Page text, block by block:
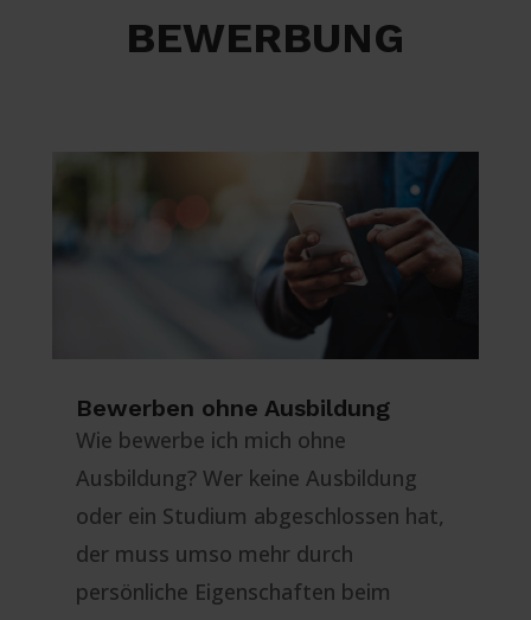
BEWERBUNG
Bewerben ohne Ausbildung
Wie bewerbe ich mich ohne
Ausbildung? Wer keine Ausbildung
oder ein Studium abgeschlossen hat,
der muss umso mehr durch
persönliche Eigenschaften beim